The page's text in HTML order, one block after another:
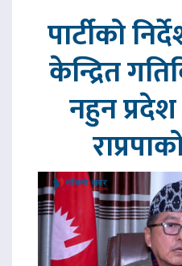
पार्टीको
केन्द्रित
नहुन